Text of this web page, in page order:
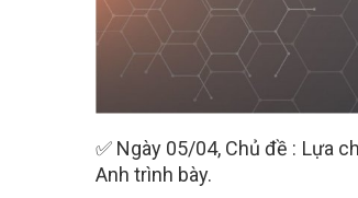
✅ Ngày 05/04, Chủ đề : Lựa
Anh trình bày.